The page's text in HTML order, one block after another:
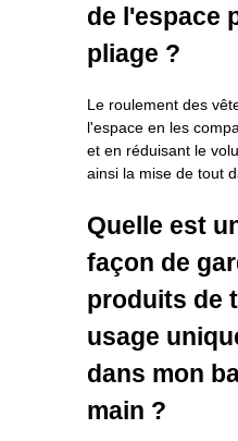
de l'espace
pliage ?
Le roulement des
l'espace en les
et en réduisant le
ainsi la mise de tout
Quelle est
façon de
produits de
usage
dans mon
main ?